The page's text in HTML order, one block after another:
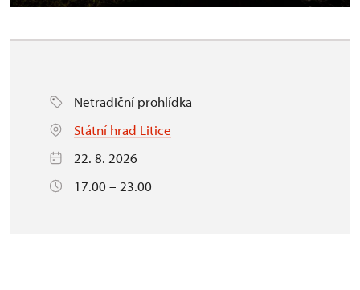
Netradiční prohlídka
Státní hrad Litice
22. 8. 2026
17.00 – 23.00